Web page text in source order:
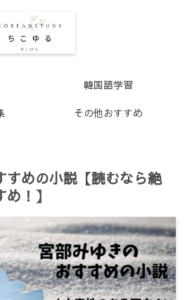
韓国語学習
その他おすすめ
すめの小説【読むなら絶
！】